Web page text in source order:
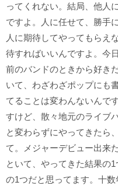
ってくれない。結局、他人
ですよ。人に任せて、勝手
人に期待してやってもらえ
待すればいいんですよ。今
前のバンドのときから好き
いて、わざわざポップにも
てることは変わんないんで
すけど、散々地元のライブ
と変わらずにやってきたら
て。メジャーデビュー出来
といて、やってきた結果の
の1つだと思ってます。十